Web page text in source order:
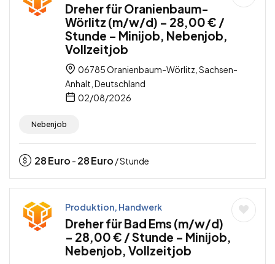
Dreher für Oranienbaum-
Wörlitz (m/w/d) – 28,00 € /
Stunde – Minijob, Nebenjob,
Vollzeitjob
06785 Oranienbaum-Wörlitz, Sachsen-
Anhalt, Deutschland
02/08/2026
Nebenjob
28Euro - 28Euro / Stunde
Produktion, Handwerk
Dreher für Bad Ems (m/w/d)
– 28,00 € / Stunde – Minijob,
Nebenjob, Vollzeitjob